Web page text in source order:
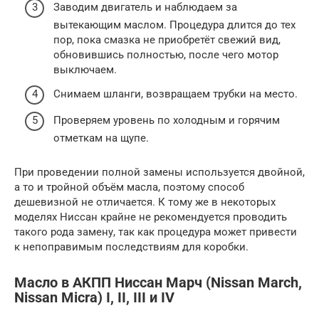
Заводим двигатель и наблюдаем за
вытекающим маслом. Процедура длится до тех
пор, пока смазка не приобретёт свежий вид,
обновившись полностью, после чего мотор
выключаем.
Снимаем шланги, возвращаем трубки на место.
Проверяем уровень по холодным и горячим
отметкам на щупе.
При проведении полной замены используется двойной,
а то и тройной объём масла, поэтому способ
дешевизной не отличается. К тому же в некоторых
моделях Ниссан крайне не рекомендуется проводить
такого рода замену, так как процедура может привести
к непоправимым последствиям для коробки.
Масло в АКПП Ниссан Марч (Nissan March,
Nissan Micra) I, II, III и IV